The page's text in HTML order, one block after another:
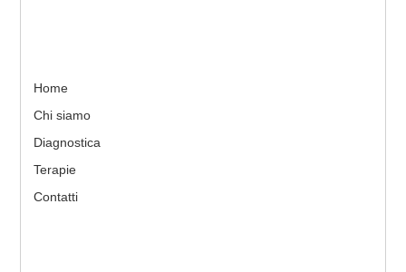
Home
Chi siamo
Diagnostica
Terapie
Contatti